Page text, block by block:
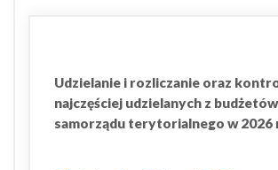
Udzielanie i rozliczanie oraz
najczęściej udzielanych z
samorządu terytorialnego w 2026